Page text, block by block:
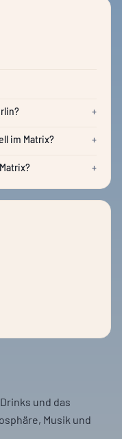
+
im Matrix? +
+
und das
Musik und